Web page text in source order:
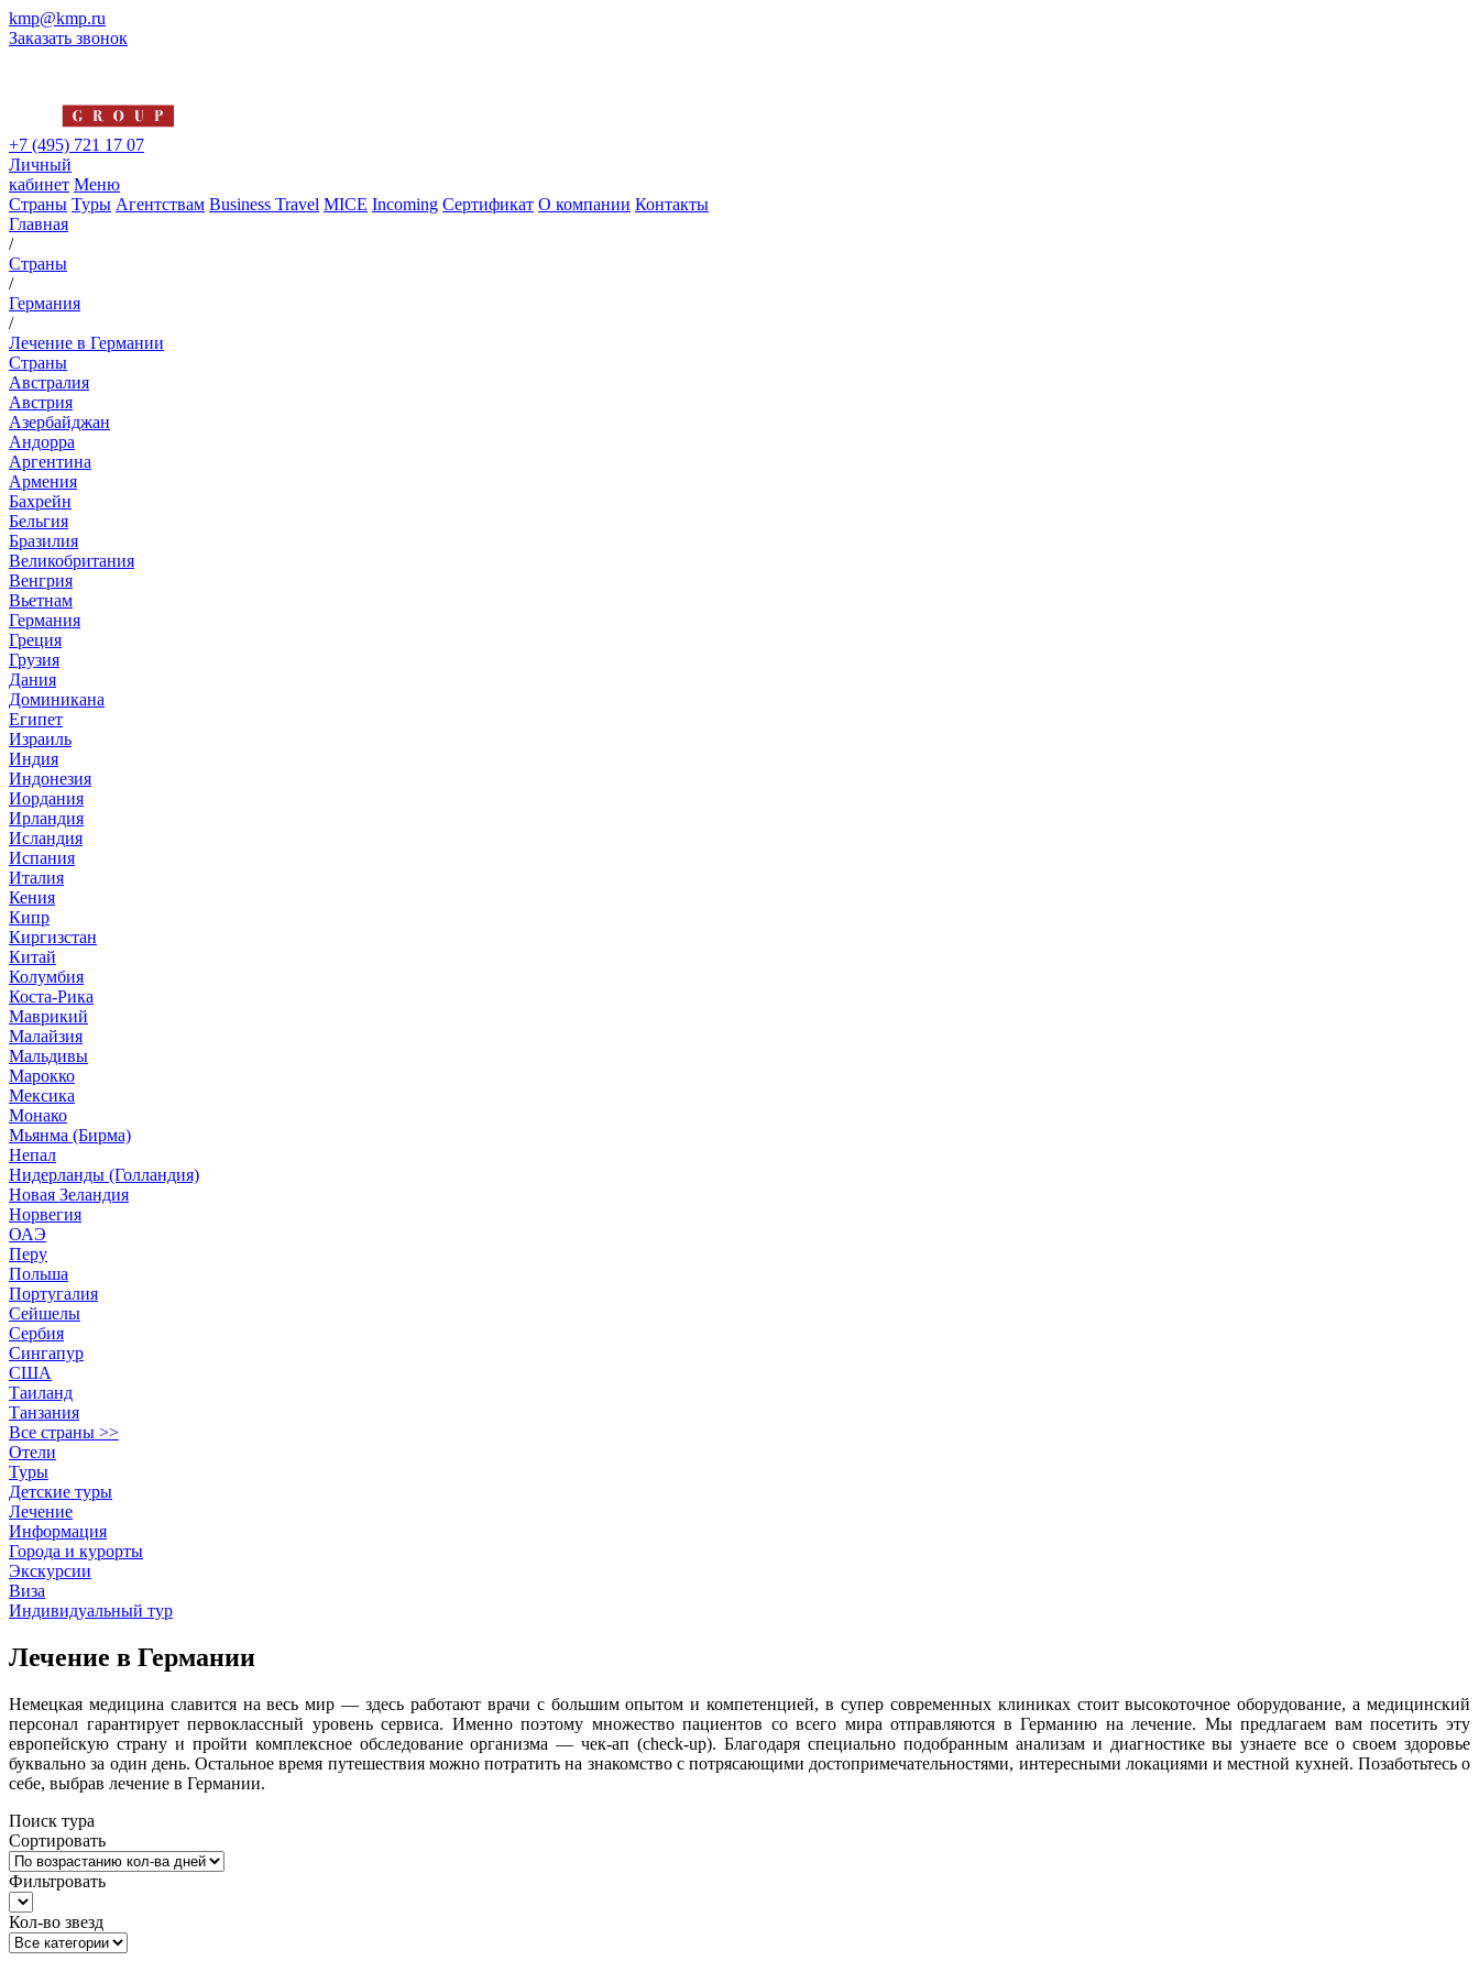
kmp@kmp.ru
Заказать звонок
+7 (495) 721 17 07
Личный
кабинет Меню
Страны Туры Агентствам Business Travel MICE Incoming Сертификат О компании Контакты
Главная
/
Страны
/
Германия
/
Лечение в Германии
Страны
Австралия
Австрия
Азербайджан
Андорра
Аргентина
Армения
Бахрейн
Бельгия
Бразилия
Великобритания
Венгрия
Вьетнам
Германия
Греция
Грузия
Дания
Доминикана
Египет
Израиль
Индия
Индонезия
Иордания
Ирландия
Исландия
Испания
Италия
Кения
Кипр
Киргизстан
Китай
Колумбия
Коста-Рика
Маврикий
Малайзия
Мальдивы
Марокко
Мексика
Монако
Мьянма (Бирма)
Непал
Нидерланды (Голландия)
Новая Зеландия
Норвегия
ОАЭ
Перу
Польша
Португалия
Сейшелы
Сербия
Сингапур
США
Таиланд
Танзания
Все страны >>
Отели
Туры
Детские туры
Лечение
Информация
Города и курорты
Экскурсии
Виза
Индивидуальный тур
Лечение в Германии
Немецкая медицина славится на весь мир — здесь работают врачи с большим опытом и компетенцией, в супер современных клиниках стоит высокоточное оборудование, а медицинский
персонал гарантирует первоклассный уровень сервиса. Именно поэтому множество пациентов со всего мира отправляются в Германию на лечение. Мы предлагаем вам посетить эту
европейскую страну и пройти комплексное обследование организма — чек-ап (check-up). Благодаря специально подобранным анализам и диагностике вы узнаете все о своем здоровье
буквально за один день. Остальное время путешествия можно потратить на знакомство с потрясающими достопримечательностями, интересными локациями и местной кухней. Позаботьтесь о
себе, выбрав лечение в Германии.
Поиск тура
Сортировать
Фильтровать
Кол-во звезд